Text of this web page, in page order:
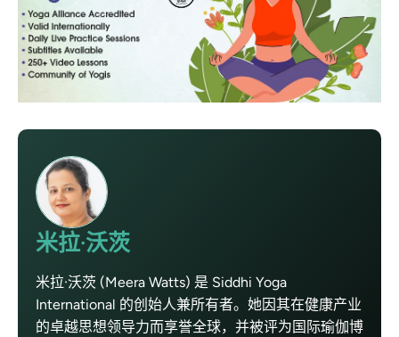
米拉·沃茨
米拉·沃茨 (Meera Watts) 是 Siddhi Yoga
International 的创始人兼所有者。她因其在健康产业
的卓越思想领导力而享誉全球，并被评为国际瑜伽博